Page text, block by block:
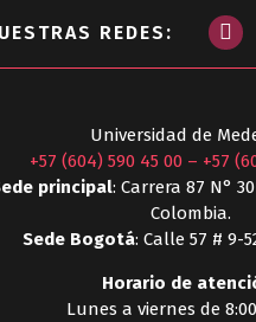
REDES:
Universidad de
+57 (604) 590 45 00 – +57
principal: Carrera 87 N°
Colombia.
Sede Bogotá: Calle 57 # 9-
Horario de
Lunes a viernes de